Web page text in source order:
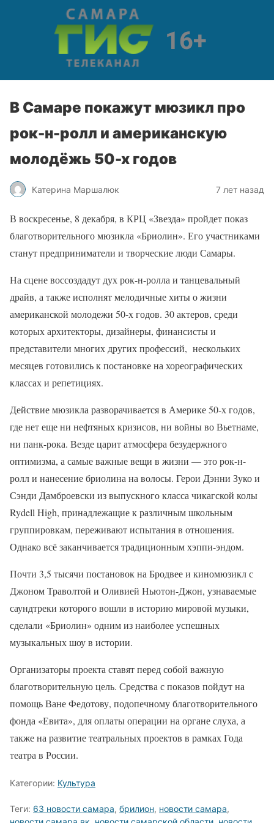
В Самаре покажут мюзикл про
рок-н-ролл и американскую
молодёжь 50-х годов
Катерина Маршалюк 7 лет назад
В воскресенье, 8 декабря, в КРЦ «Звезда» пройдет показ
благотворительного мюзикла «Бриолин». Его участниками
станут предприниматели и творческие люди Самары.
На сцене воссоздадут дух рок-н-ролла и танцевальный
драйв, а также исполнят мелодичные хиты о жизни
американской молодежи 50-х годов. 30 актеров, среди
которых архитекторы, дизайнеры, финансисты и
представители многих других профессий, нескольких
месяцев готовились к постановке на хореографических
классах и репетициях.
Действие мюзикла разворачивается в Америке 50-х годов,
где нет еще ни нефтяных кризисов, ни войны во Вьетнаме,
ни панк-рока. Везде царит атмосфера безудержного
оптимизма, а самые важные вещи в жизни — это рок-н-
ролл и нанесение бриолина на волосы. Герои Дэнни Зуко и
Сэнди Дамброевски из выпускного класса чикагской колы
Rydell High, принадлежащие к различным школьным
группировкам, переживают испытания в отношения.
Однако всё заканчивается традиционным хэппи-эндом.
Почти 3,5 тысячи постановок на Бродвее и киномюзикл с
Джоном Траволтой и Оливией Ньютон-Джон, узнаваемые
саундтреки которого вошли в историю мировой музыки,
сделали «Бриолин» одним из наиболее успешных
музыкальных шоу в истории.
Организаторы проекта ставят перед собой важную
благотворительную цель. Средства с показов пойдут на
помощь Ване Федотову, подопечному благотворительного
фонда «Евита», для оплаты операции на органе слуха, а
также на развитие театральных проектов в рамках Года
театра в России.
Категории: Культура
Теги: 63 новости самара, брилион, новости самара,